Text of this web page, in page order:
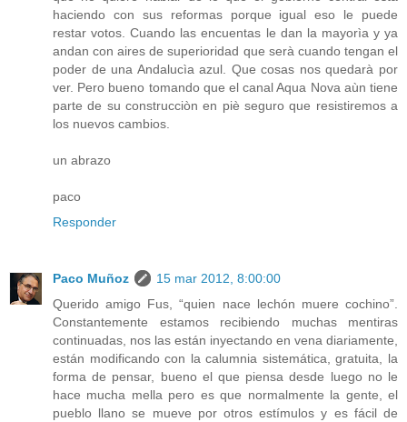
haciendo con sus reformas porque igual eso le puede
restar votos. Cuando las encuentas le dan la mayorìa y ya
andan con aires de superioridad que serà cuando tengan el
poder de una Andalucìa azul. Que cosas nos quedarà por
ver. Pero bueno tomando que el canal Aqua Nova aùn tiene
parte de su construcciòn en piè seguro que resistiremos a
los nuevos cambios.
un abrazo
paco
Responder
Paco Muñoz
15 mar 2012, 8:00:00
Querido amigo Fus, “quien nace lechón muere cochino”.
Constantemente estamos recibiendo muchas mentiras
continuadas, nos las están inyectando en vena diariamente,
están modificando con la calumnia sistemática, gratuita, la
forma de pensar, bueno el que piensa desde luego no le
hace mucha mella pero es que normalmente la gente, el
pueblo llano se mueve por otros estímulos y es fácil de